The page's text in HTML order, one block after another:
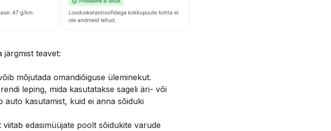
järgmist teavet:
mõjutada omandiõiguse üleminekut.
leping, mida kasutatakse sageli äri- või
kasutamist, kuid ei anna sõiduki
viitab edasimüüjate poolt sõidukite varude